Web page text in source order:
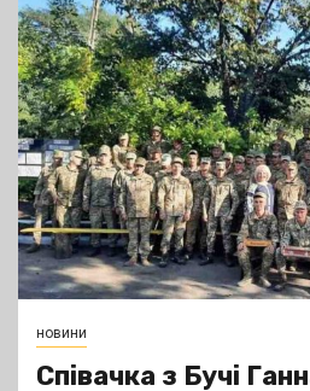
новини
Співачка з Бучі